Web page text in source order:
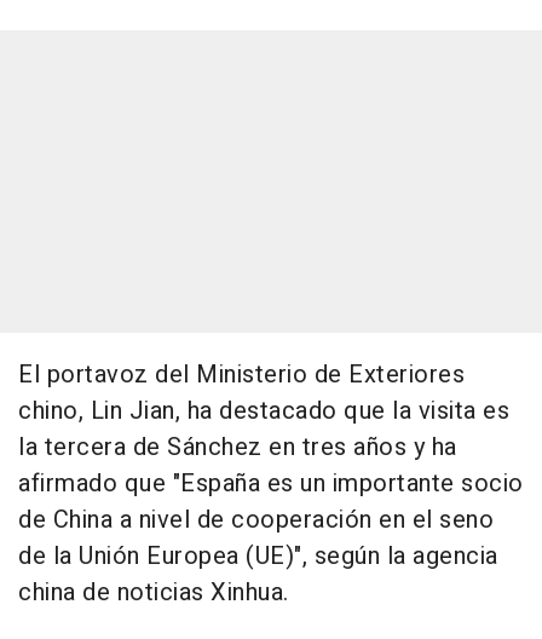
El portavoz del Ministerio de Exteriores
chino, Lin Jian, ha destacado que la visita es
la tercera de Sánchez en tres años y ha
afirmado que "España es un importante socio
de China a nivel de cooperación en el seno
de la Unión Europea (UE)", según la agencia
china de noticias Xinhua.